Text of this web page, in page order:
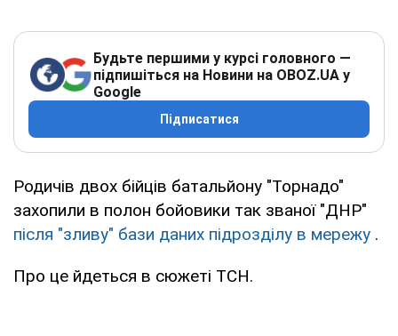
Будьте першими у курсі головного —
підпишіться на Новини на OBOZ.UA у
Google
Підписатися
Родичів двох бійців батальйону "Торнадо"
захопили в полон бойовики так званої "ДНР"
після "зливу" бази даних підрозділу в мережу .
Про це йдеться в сюжеті ТСН.